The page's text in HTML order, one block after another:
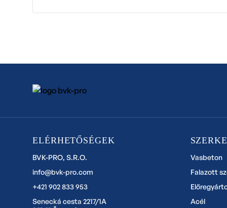
ELÉRHETŐSÉGEK
BVK-PRO, S.R.O.
info@bvk-pro.com
+421 902 833 953
Senecká cesta 2217/1A
Vasbeton
Falazott
Acél